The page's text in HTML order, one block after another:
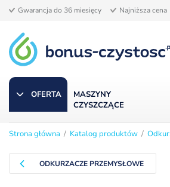
Gwarancja do 36 miesięcy Najniższa cena
OFERTA
MASZYNY
CZYSZCZĄCE
Strona główna / Katalog produktów /
ODKURZACZE PRZEMYSŁOWE